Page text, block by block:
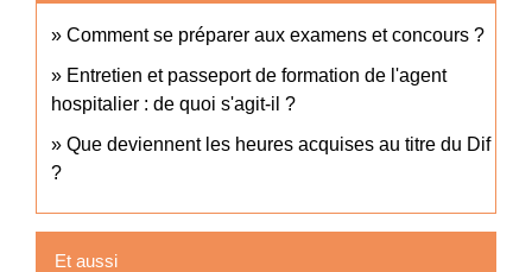
Comment se préparer aux examens et concours ?
Entretien et passeport de formation de l'agent
hospitalier : de quoi s'agit-il ?
Que deviennent les heures acquises au titre du Dif
?
Et aussi